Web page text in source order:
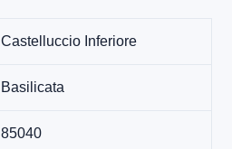
Castelluccio Inferiore
Basilicata
85040